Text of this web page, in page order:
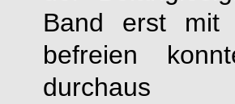
Band erst mit
befreien
durchaus